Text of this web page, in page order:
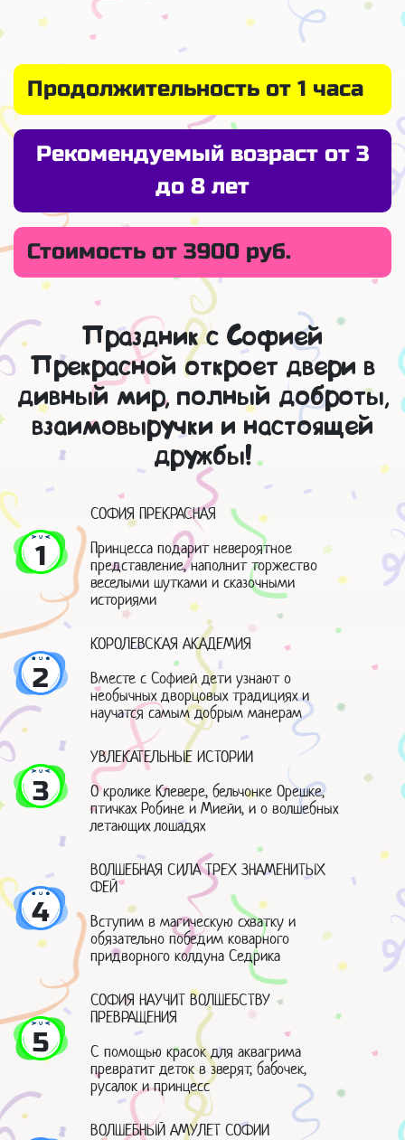
Продолжительность от 1 часа
Рекомендуемый возраст от 3
до 8 лет
Стоимость от 3900 руб.
Праздник с Софией
Прекрасной откроет двери в
дивный мир, полный доброты,
взаимовыручки и настоящей
дружбы!
1
СОФИЯ ПРЕКРАСНАЯ
Принцесса подарит невероятное
представление, наполнит торжество
веселыми шутками и сказочными
историями
2
КОРОЛЕВСКАЯ АКАДЕМИЯ
Вместе с Софией дети узнают о
необычных дворцовых традициях и
научатся самым добрым манерам
3
УВЛЕКАТЕЛЬНЫЕ ИСТОРИИ
О кролике Клевере, бельчонке Орешке,
птичках Робине и Миейи, и о волшебных
летающих лошадях
4
ВОЛШЕБНАЯ СИЛА ТРЕХ ЗНАМЕНИТЫХ
ФЕЙ
Вступим в магическую схватку и
обязательно победим коварного
придворного колдуна Седрика
5
СОФИЯ НАУЧИТ ВОЛШЕБСТВУ
ПРЕВРАЩЕНИЯ
С помощью красок для аквагрима
превратит деток в зверят, бабочек,
русалок и принцесс
ВОЛШЕБНЫЙ АМУЛЕТ СОФИИ